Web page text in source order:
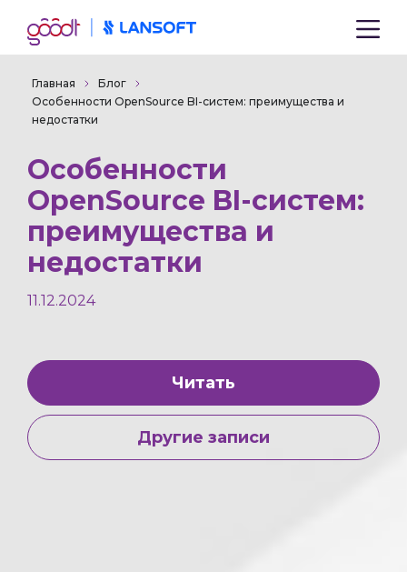
Главная
Блог
Особенности OpenSource BI-систем: преимущества и
недостатки
Особенности
OpenSource BI-систем:
преимущества и
недостатки
11.12.2024
Читать
Другие записи